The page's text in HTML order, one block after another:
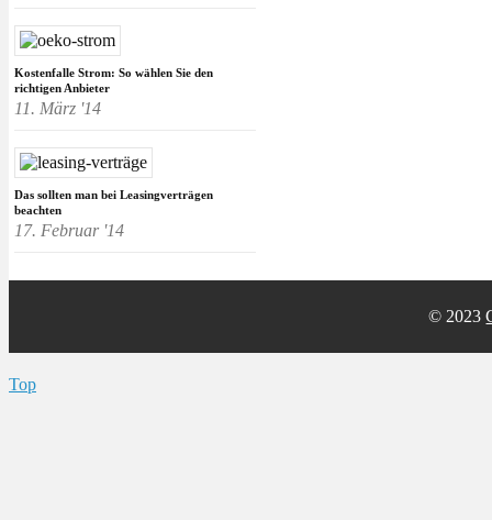
Kostenfalle Strom: So wählen Sie den
richtigen Anbieter
11. März '14
Das sollten man bei Leasingverträgen
beachten
17. Februar '14
© 2023
Top